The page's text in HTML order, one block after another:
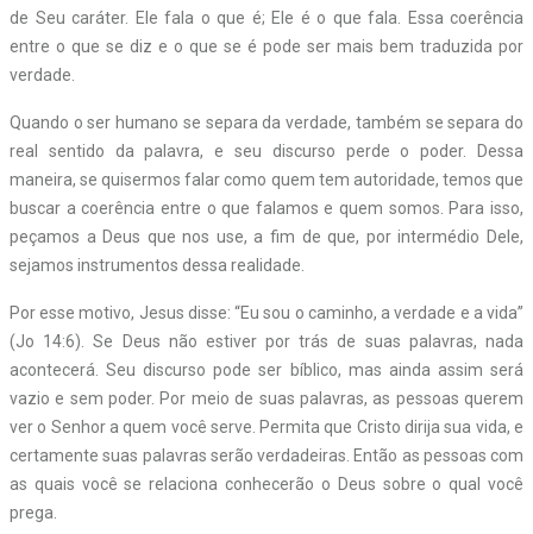
de Seu caráter. Ele fala o que é; Ele é o que fala. Essa coerência
entre o que se diz e o que se é pode ser mais bem traduzida por
verdade.
Quando o ser humano se separa da verdade, também se separa do
real sentido da palavra, e seu discurso perde o poder. Dessa
maneira, se quisermos falar como quem tem autoridade, temos que
buscar a coerência entre o que falamos e quem somos. Para isso,
peçamos a Deus que nos use, a fim de que, por intermédio Dele,
sejamos instrumentos dessa realidade.
Por esse motivo, Jesus disse: “Eu sou o caminho, a verdade e a vida”
(Jo 14:6). Se Deus não estiver por trás de suas palavras, nada
acontecerá. Seu discurso pode ser bíblico, mas ainda assim será
vazio e sem poder. Por meio de suas palavras, as pessoas querem
ver o Senhor a quem você serve. Permita que Cristo dirija sua vida, e
certamente suas palavras serão verdadeiras. Então as pessoas com
as quais você se relaciona conhecerão o Deus sobre o qual você
prega.